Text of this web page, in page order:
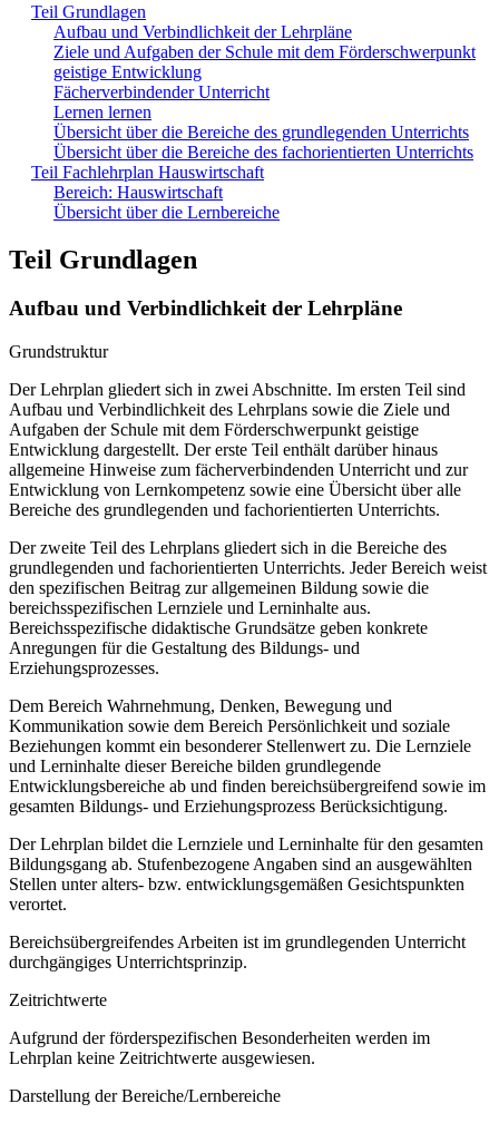
Teil Grundlagen
Aufbau und Verbindlichkeit der Lehrpläne
Ziele und Aufgaben der Schule mit dem Förderschwerpunkt
geistige Entwicklung
Fächerverbindender Unterricht
Lernen lernen
Übersicht über die Bereiche des grundlegenden Unterrichts
Übersicht über die Bereiche des fachorientierten Unterrichts
Teil Fachlehrplan Hauswirtschaft
Bereich: Hauswirtschaft
Übersicht über die Lernbereiche
Teil Grundlagen
Aufbau und Verbindlichkeit der Lehrpläne
Grundstruktur
Der Lehrplan gliedert sich in zwei Abschnitte. Im ersten Teil sind
Aufbau und Verbindlichkeit des Lehrplans sowie die Ziele und
Aufgaben der Schule mit dem Förderschwerpunkt geistige
Entwicklung dargestellt. Der erste Teil enthält darüber hinaus
allgemeine Hinweise zum fächerverbindenden Unterricht und zur
Entwicklung von Lernkompetenz sowie eine Übersicht über alle
Bereiche des grundlegenden und fachorientierten Unterrichts.
Der zweite Teil des Lehrplans gliedert sich in die Bereiche des
grundlegenden und fachorientierten Unterrichts. Jeder Bereich weist
den spezifischen Beitrag zur allgemeinen Bildung sowie die
bereichsspezifischen Lernziele und Lerninhalte aus.
Bereichsspezifische didaktische Grundsätze geben konkrete
Anregungen für die Gestaltung des Bildungs- und
Erziehungsprozesses.
Dem Bereich Wahrnehmung, Denken, Bewegung und
Kommunikation sowie dem Bereich Persönlichkeit und soziale
Beziehungen kommt ein besonderer Stellenwert zu. Die Lernziele
und Lerninhalte dieser Bereiche bilden grundlegende
Entwicklungsbereiche ab und finden bereichsübergreifend sowie im
gesamten Bildungs- und Erziehungsprozess Berücksichtigung.
Der Lehrplan bildet die Lernziele und Lerninhalte für den gesamten
Bildungsgang ab. Stufenbezogene Angaben sind an ausgewählten
Stellen unter alters- bzw. entwicklungsgemäßen Gesichtspunkten
verortet.
Bereichsübergreifendes Arbeiten ist im grundlegenden Unterricht
durchgängiges Unterrichtsprinzip.
Zeitrichtwerte
Aufgrund der förderspezifischen Besonderheiten werden im
Lehrplan keine Zeitrichtwerte ausgewiesen.
Darstellung der Bereiche/Lernbereiche